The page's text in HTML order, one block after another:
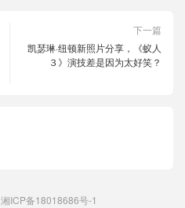
下一篇
凯瑟琳·纽顿新照片分享，《蚁人
３》演技差是因为太好笑？
湘ICP备18018686号-1